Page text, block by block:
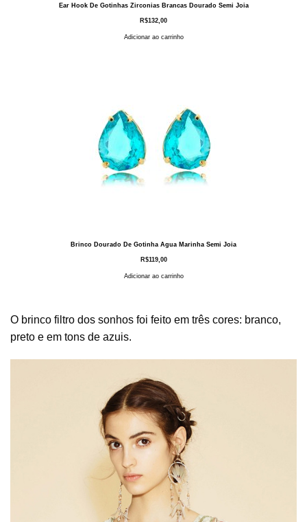
Ear Hook De Gotinhas Zirconias Brancas Dourado Semi Joia
R$132,00
Adicionar ao carrinho
Brinco Dourado De Gotinha Agua Marinha Semi Joia
R$119,00
Adicionar ao carrinho
O brinco filtro dos sonhos foi feito em três cores: branco,
preto e em tons de azuis.